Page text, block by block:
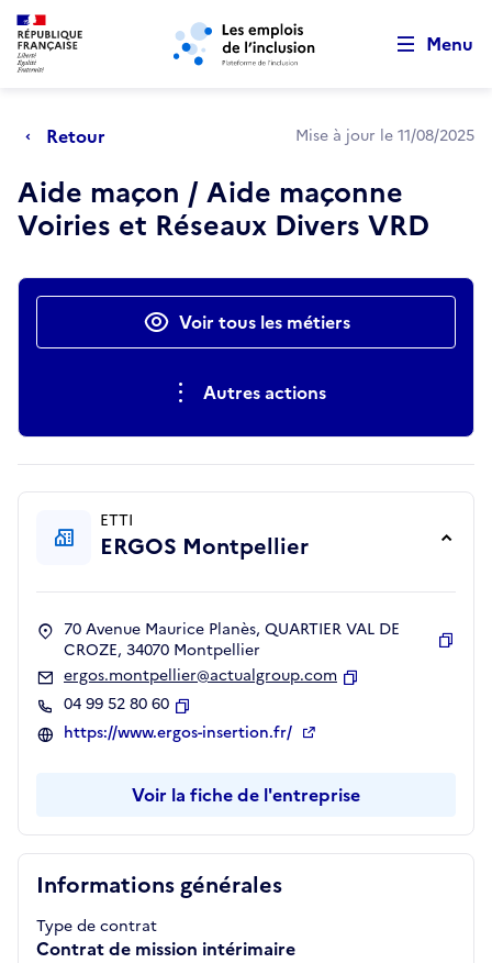
Aller au menu principal Aller au contenu principal
Menu
Retour Mise à jour le 11/08/2025
Aide maçon / Aide maçonne
Voiries et Réseaux Divers VRD
Actions rapidesVoir tous les métiers
Autres actions
Informations générales
Type de contrat
Contrat de mission intérimaire
ETTI
ERGOS Montpellier
70 Avenue Maurice Planès, QUARTIER VAL DE
CROZE, 34070 Montpellier
ergos.montpellier@actualgroup.com
04 99 52 80 60
Copier
https://www.ergos-insertion.fr/
Voir la fiche de l'entreprise
Retour au début de la page
Panneau de gestion des cookies